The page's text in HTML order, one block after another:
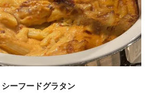
ーフードグラタン